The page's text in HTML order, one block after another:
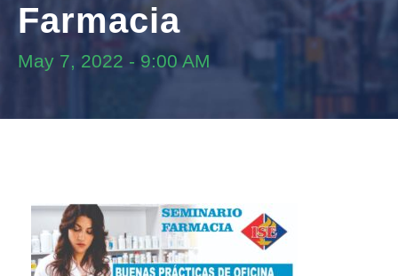
Farmacia
May 7, 2022 - 9:00 AM